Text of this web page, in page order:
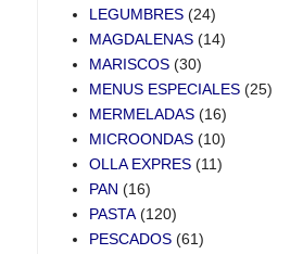
LEGUMBRES (24)
MAGDALENAS (14)
MARISCOS (30)
MENUS ESPECIALES (25)
MERMELADAS (16)
MICROONDAS (10)
OLLA EXPRES (11)
PAN (16)
PASTA (120)
PESCADOS (61)